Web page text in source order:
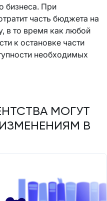
бизнеса. При
часть бюджета на
в то время как любой
к остановке части
необходимых
МОГУТ
В